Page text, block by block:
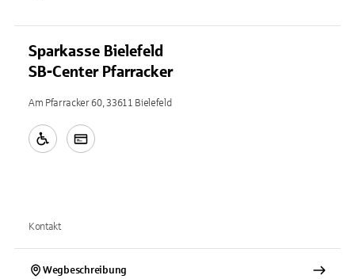
Sparkasse Bielefeld
SB-Center Pfarracker
Am Pfarracker 60, 33611 Bielefeld
Kontakt
Wegbeschreibung